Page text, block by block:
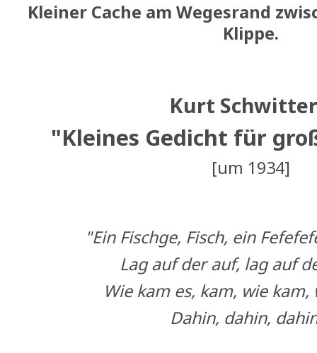
Kleiner Cache am Wegesrand
Klippe.
Kurt
"Kleines Gedicht für
[um 1934]
"Ein Fischge, Fisch, ein
Lag auf der auf, lag auf
Wie kam es, kam, wie kam,
Dahin, dahin,